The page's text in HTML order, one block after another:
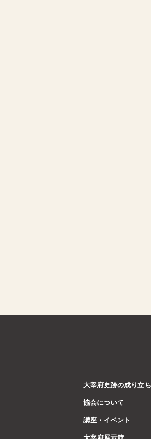
大宰府史跡の成り立ち
協会について
講座・イベント